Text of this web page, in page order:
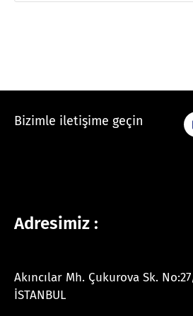
Bizimle iletişime geçin
Adresimiz :
Akıncılar Mh. Çukurova Sk.
İSTANBUL